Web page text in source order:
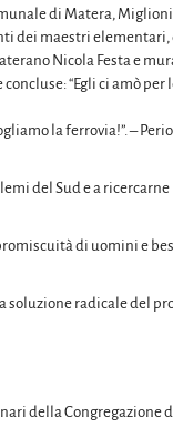
di Matera,
dei maestri elementari,
Nicola Festa e
“Egli ci amò per
la ferrovia!”. –
del Sud e a ricercarne
di uomini e
soluzione radicale del
della Congregazione